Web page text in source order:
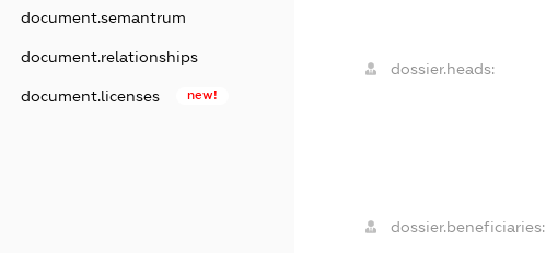
document.semantrum
document.relationships
document.licenses new!
dossier.heads:
dossier.beneficiaries: